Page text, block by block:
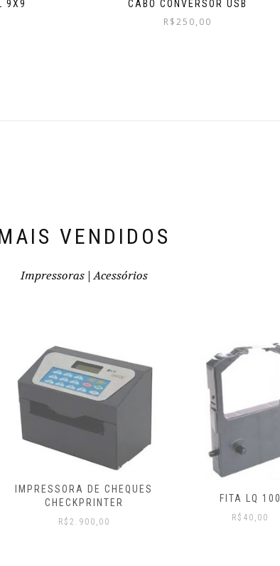
9X9 CABO CONVERSOR USB
R$250,00
VENDIDOS
Impressoras | Acessórios
FITA LQ 100
R$ 40,00
FITA CMI 600
R$ 30,00